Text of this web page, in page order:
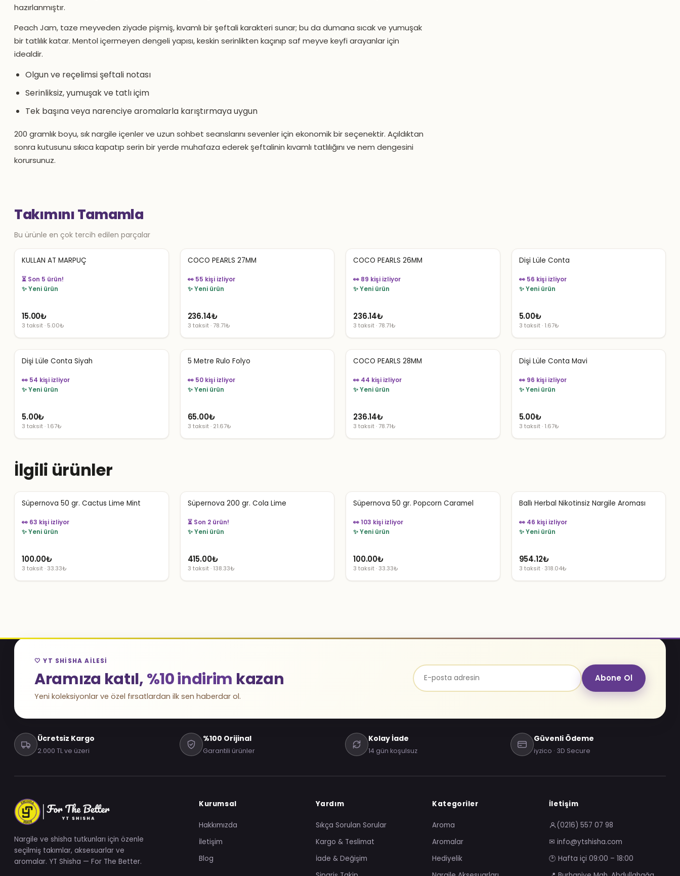
hazırlanmıştır.
Peach Jam, taze meyveden ziyade pişmiş, kıvamlı bir şeftali karakteri sunar; bu da dumana sıcak ve yumuşak
bir tatlılık katar. Mentol içermeyen dengeli yapısı, keskin serinlikten kaçınıp saf meyve keyfi arayanlar için
idealdir.
Olgun ve reçelimsi şeftali notası
Serinliksiz, yumuşak ve tatlı içim
Tek başına veya narenciye aromalarla karıştırmaya uygun
200 gramlık boyu, sık nargile içenler ve uzun sohbet seanslarını sevenler için ekonomik bir seçenektir. Açıldıktan
sonra kutusunu sıkıca kapatıp serin bir yerde muhafaza ederek şeftalinin kıvamlı tatlılığını ve nem dengesini
korursunuz.
Takımını Tamamla
Bu ürünle en çok tercih edilen parçalar
KULLAN AT MARPUÇ
⏳ Son 5 ürün!
✨ Yeni ürün
15.00₺
3 taksit · 5.00₺
COCO PEARLS 27MM
👀 55 kişi izliyor
✨ Yeni ürün
236.14₺
3 taksit · 78.71₺
COCO PEARLS 26MM
👀 89 kişi izliyor
✨ Yeni ürün
236.14₺
3 taksit · 78.71₺
Dişi Lüle Conta
👀 56 kişi izliyor
✨ Yeni ürün
5.00₺
3 taksit · 1.67₺
Dişi Lüle Conta Siyah
👀 54 kişi izliyor
✨ Yeni ürün
5.00₺
3 taksit · 1.67₺
5 Metre Rulo Folyo
👀 50 kişi izliyor
✨ Yeni ürün
65.00₺
3 taksit · 21.67₺
COCO PEARLS 28MM
👀 44 kişi izliyor
✨ Yeni ürün
236.14₺
3 taksit · 78.71₺
Dişi Lüle Conta Mavi
👀 96 kişi izliyor
✨ Yeni ürün
5.00₺
3 taksit · 1.67₺
İlgili ürünler
Süpernova 50 gr. Cactus Lime Mint
👀 63 kişi izliyor
✨ Yeni ürün
100.00₺
3 taksit · 33.33₺
Süpernova 200 gr. Cola Lime
⏳ Son 2 ürün!
✨ Yeni ürün
415.00₺
3 taksit · 138.33₺
Süpernova 50 gr. Popcorn Caramel
👀 103 kişi izliyor
✨ Yeni ürün
100.00₺
3 taksit · 33.33₺
Ballı Herbal Nikotinsiz Nargile Aroması
👀 46 kişi izliyor
✨ Yeni ürün
954.12₺
3 taksit · 318.04₺
🤍 YT SHISHA AILESI
Aramıza katıl,%10 indirim kazan
Yeni koleksiyonlar ve özel fırsatlardan ilk sen haberdar ol.
Abone Ol
Ücretsiz Kargo
2.000 TL ve üzeri
%100 Orijinal
Garantili ürünler
Kolay İade
14 gün koşulsuz
Güvenli Ödeme
iyzico · 3D Secure
Nargile ve shisha tutkunları için özenle
seçilmiş takımlar, aksesuarlar ve
aromalar. YT Shisha — For The Better.
Kurumsal
Hakkımızda
İletişim
Blog
Yardım
Sıkça Sorulan Sorular
Kargo & Teslimat
İade & Değişim
Kategoriler
Aroma
Aromalar
Hediyelik
İletişim
(0216) 557 07 98
✉ info@ytshisha.com
🕑 Hafta içi 09:00 – 18:00